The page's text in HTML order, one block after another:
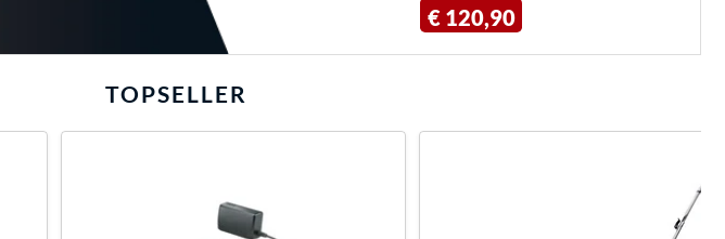
€ 120,90
TOPSELLER